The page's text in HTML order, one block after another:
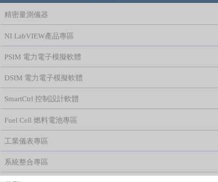
精密量測儀器
NI LabVIEW產品專區
PSIM 電力電子模擬軟體
DSIM 電力電子模擬軟體
SmartCtrl 控制設計軟體
Fuel Cell 燃料電池專區
工業儀表專區
系統整合專區